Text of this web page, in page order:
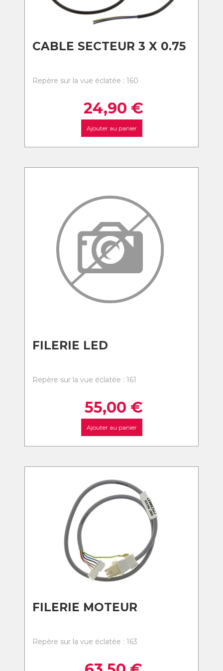
CABLE SECTEUR 3 X 0.75
Repère sur la vue éclatée : 160
24,90 €
Ajouter au panier
FILERIE LED
Repère sur la vue éclatée : 161
55,00 €
Ajouter au panier
FILERIE MOTEUR
Repère sur la vue éclatée : 163